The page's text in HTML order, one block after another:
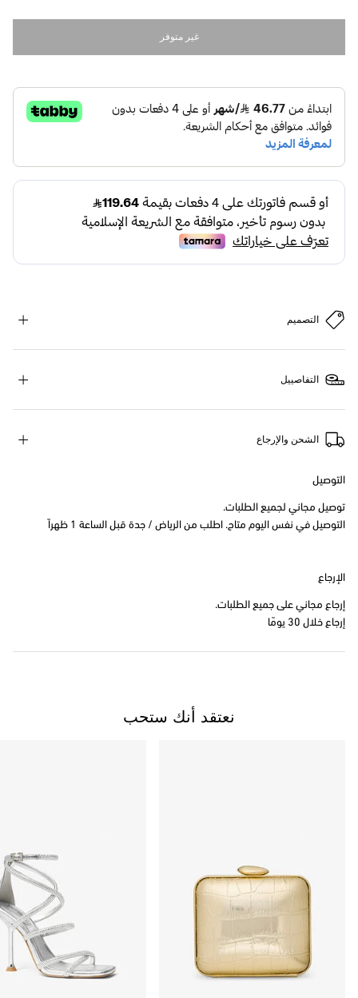
غير متوفر
التصميم
التفاصييل
الشحن والإرجاع
التوصيل
توصيل مجاني لجميع الطلبات.
التوصيل في نفس اليوم متاح. اطلب من الرياض / جدة قبل الساعة 1 ظهراً
الإرجاع
إرجاع مجاني على جميع الطلبات.
إرجاع خلال 30 يومًا
نعتقد أنك ستحب